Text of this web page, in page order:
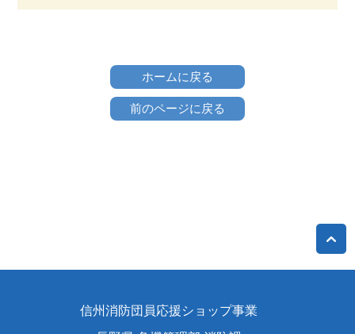
ホームに戻る
前のページに戻る
信州消防団員応援ショップ事業